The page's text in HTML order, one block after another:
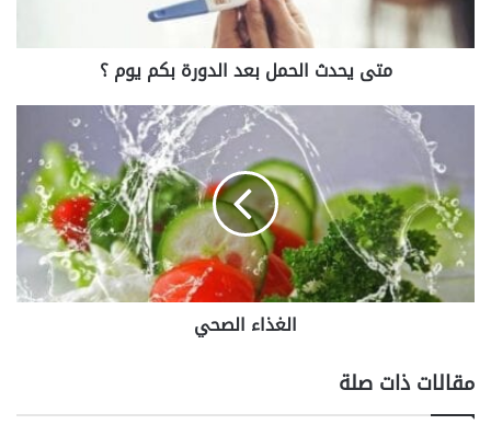
متى يحدث الحمل بعد الدورة بكم يوم ؟
الصحي
الغذاء الصحي
مقالات ذات صلة